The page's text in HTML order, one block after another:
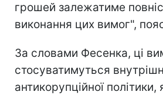
грошей залежатиме
виконання цих вимог",
За словами Фесенка, ці
стосуватимуться
антикорупційної політики,